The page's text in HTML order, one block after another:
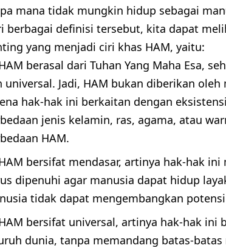
mana tidak mungkin hidup sebagai
berbagai definisi tersebut, kita dapat
yang menjadi ciri khas HAM, yaitu:
berasal dari Tuhan Yang Maha Esa,
universal. Jadi, HAM bukan diberikan
hak-hak ini berkaitan dengan
jenis kelamin, ras, agama, atau
HAM.
bersifat mendasar, artinya hak-hak
dipenuhi agar manusia dapat hidup
tidak dapat mengembangkan
bersifat universal, artinya hak-hak ini
dunia, tanpa memandang batas-